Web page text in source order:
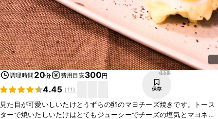
調理時間 20分 費用目安300円
4.45 (11)
1535
保存
見た目が可愛いしいたけとうずらの卵のマヨチーズ焼きです。トース
ターで焼いたしいたけはとてもジューシーでチーズの塩気とマヨネー